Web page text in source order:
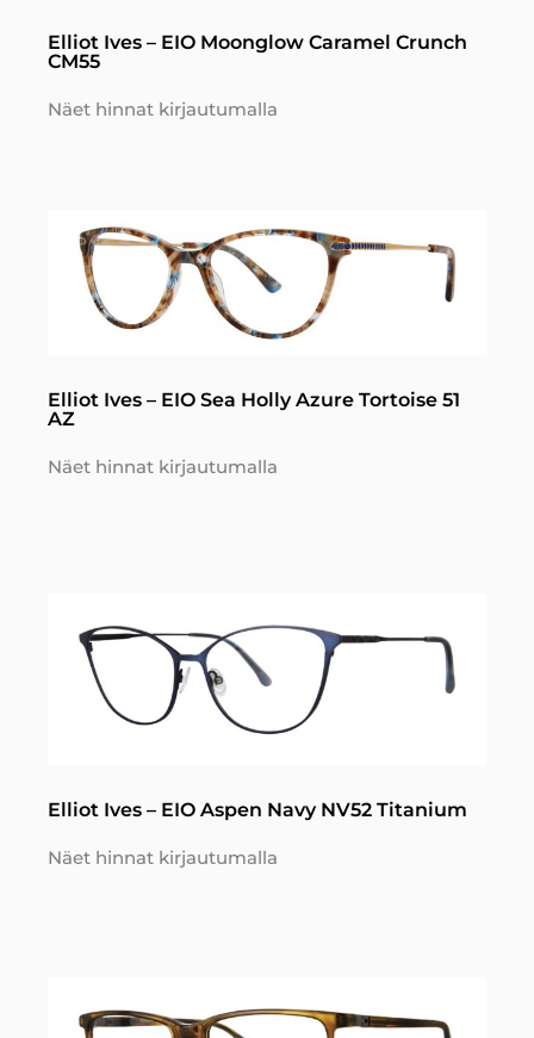
Elliot Ives – EIO Moonglow Caramel Crunch
CM55
Näet hinnat kirjautumalla
Elliot Ives – EIO Sea Holly Azure Tortoise 51
AZ
Näet hinnat kirjautumalla
Elliot Ives – EIO Aspen Navy NV52 Titanium
Näet hinnat kirjautumalla